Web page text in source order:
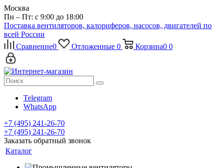
Москва
Пн – Пт: с 9:00 до 18:00
Поставка вентиляторов, калориферов, насосов, двигателей по
всей России
Сравнение0 Отложенные 0 Корзина0 0
Telegram
WhatsApp
+7 (495) 241-26-70
+7 (495) 241-26-70
Заказать обратный звонок
Каталог